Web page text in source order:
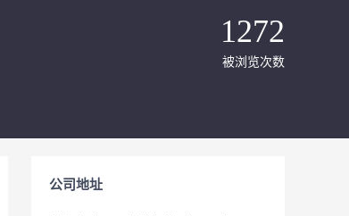
1272
被浏览次数
公司地址